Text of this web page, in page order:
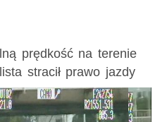
prędkość na terenie
stracił prawo jazdy